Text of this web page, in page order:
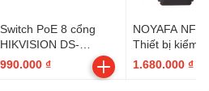
Switch PoE 8 cổng
HIKVISION DS-
3E1310P-EI/M
990.000 ₫
NOYAFA NF-
Thiết bị kiểm
mạng
1.680.000 ₫